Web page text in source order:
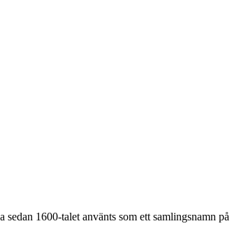
1600-talet använts som ett samlingsnamn